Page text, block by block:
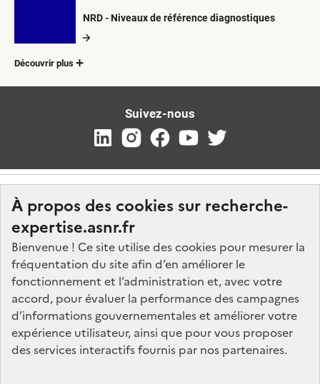
À propos des cookies sur recherche-
expertise.asnr.fr
Bienvenue ! Ce site utilise des cookies pour mesurer la
fréquentation du site afin d’en améliorer le
fonctionnement et l’administration et, avec votre
accord, pour évaluer la performance des campagnes
d’informations gouvernementales et améliorer votre
expérience utilisateur, ainsi que pour vous proposer
des services interactifs fournis par nos partenaires.
NRD - Niveaux de référence diagnostiques
Découvrir plus
Suivez-nous
Nos marchés
Nos offres d'emploi
FAQ
Glossaire